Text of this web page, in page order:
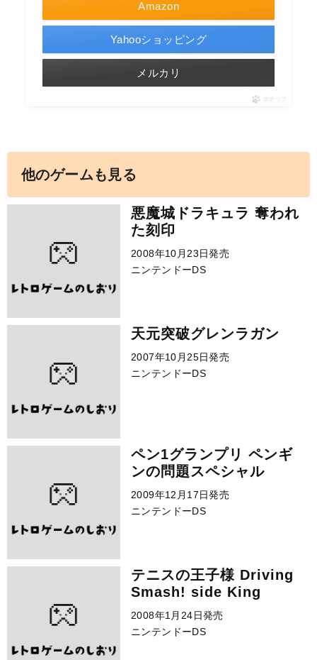
Amazon
Yahooショッピング
メルカリ
ポチップ
他のゲームも見る
悪魔城ドラキュラ 奪われ
た刻印
2008年10月23日発売
ニンテンドーDS
天元突破グレンラガン
2007年10月25日発売
ニンテンドーDS
ペン1グランプリ ペンギ
ンの問題スペシャル
2009年12月17日発売
ニンテンドーDS
テニスの王子様 Driving
Smash! side King
2008年1月24日発売
ニンテンドーDS